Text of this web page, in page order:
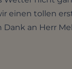
einen tollen
Dank an Herr